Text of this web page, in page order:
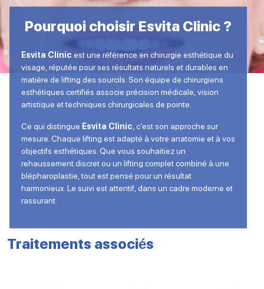
Pourquoi choisir Esvita Clinic ?
Esvita Clinic est une référence en chirurgie esthétique du
visage, réputée pour ses résultats naturels et durables en
matière de lifting des sourcils. Son équipe de chirurgiens
esthétiques certifiés associe précision médicale, vision
artistique et techniques chirurgicales de pointe.
Ce qui distingue Esvita Clinic , c’est son approche sur
mesure. Chaque lifting est adapté à votre anatomie et à vos
objectifs esthétiques. Que vous souhaitiez un
rehaussement discret ou un lifting complet combiné à une
blépharoplastie, tout est pensé pour un résultat
harmonieux. Le suivi est attentif, dans un cadre moderne et
rassurant.
Traitements associés